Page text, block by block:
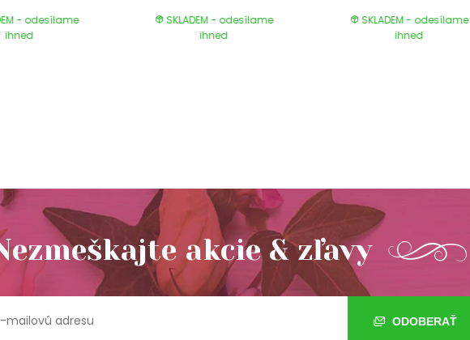
- odesílame
ihned
SKLADEM - odesílame
ihned
SKLADEM - odesílame
ihned
akcie & zľavy
ODOBERAŤ